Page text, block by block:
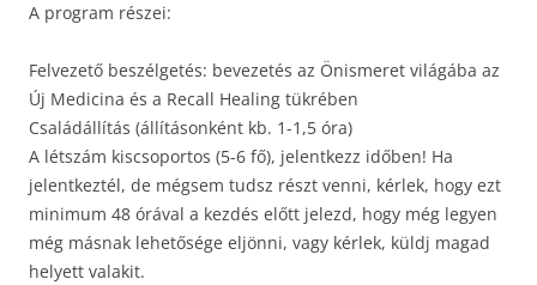
A program részei:
Felvezető beszélgetés: bevezetés az Önismeret világába az
Új Medicina és a Recall Healing tükrében
Családállítás (állításonként kb. 1-1,5 óra)
A létszám kiscsoportos (5-6 fő), jelentkezz időben! Ha
jelentkeztél, de mégsem tudsz részt venni, kérlek, hogy ezt
minimum 48 órával a kezdés előtt jelezd, hogy még legyen
még másnak lehetősége eljönni, vagy kérlek, küldj magad
helyett valakit.